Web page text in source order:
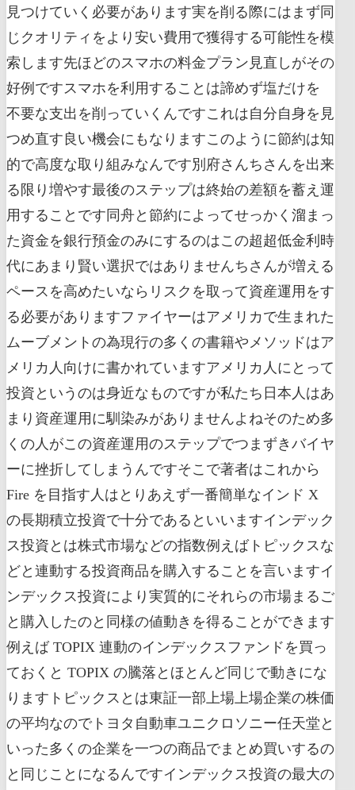
見つけていく必要があります実を削る際にはまず同
じクオリティをより安い費用で獲得する可能性を模
索します先ほどのスマホの料金プラン見直しがその
好例ですスマホを利用することは諦めず塩だけを
不要な支出を削っていくんですこれは自分自身を見
つめ直す良い機会にもなりますこのように節約は知
的で高度な取り組みなんです別府さんちさんを出来
る限り増やす最後のステップは終始の差額を蓄え運
用することです同舟と節約によってせっかく溜まっ
た資金を銀行預金のみにするのはこの超超低金利時
代にあまり賢い選択ではありませんちさんが増える
ペースを高めたいならリスクを取って資産運用をす
る必要がありますファイヤーはアメリカで生まれた
ムーブメントの為現行の多くの書籍やメソッドはア
メリカ人向けに書かれていますアメリカ人にとって
投資というのは身近なものですが私たち日本人はあ
まり資産運用に馴染みがありませんよねそのため多
くの人がこの資産運用のステップでつまずきバイヤ
ーに挫折してしまうんですそこで著者はこれから
Fire を目指す人はとりあえず一番簡単なインド X
の長期積立投資で十分であるといいますインデック
ス投資とは株式市場などの指数例えばトピックスな
どと連動する投資商品を購入することを言いますイ
ンデックス投資により実質的にそれらの市場まるご
と購入したのと同様の値動きを得ることができます
例えば TOPIX 連動のインデックスファンドを買っ
ておくと TOPIX の騰落とほとんど同じで動きにな
りますトピックスとは東証一部上場上場企業の株価
の平均なのでトヨタ自動車ユニクロソニー任天堂と
いった多くの企業を一つの商品でまとめ買いするの
と同じことになるんですインデックス投資の最大の